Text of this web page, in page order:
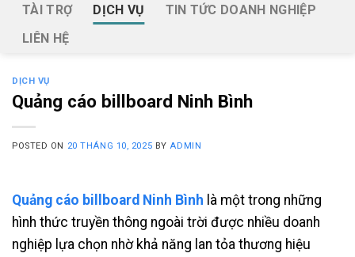
TÀI TRỢ
DỊCH VỤ
TIN TỨC DOANH NGHIỆP
LIÊN HỆ
DỊCH VỤ
Quảng cáo billboard Ninh Bình
POSTED ON 20 THÁNG 10, 2025 BY ADMIN
Quảng cáo billboard Ninh Bình là một trong những
hình thức truyền thông ngoài trời được nhiều doanh
nghiệp lựa chọn nhờ khả năng lan tỏa thương hiệu